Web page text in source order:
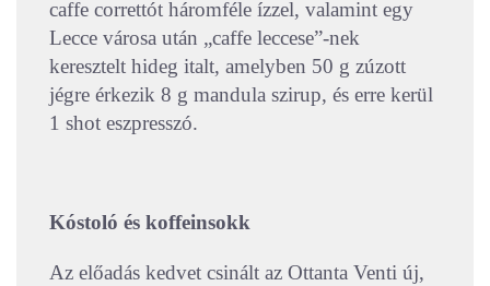
caffe correttót háromféle ízzel, valamint egy
Lecce városa után „caffe leccese”-nek
keresztelt hideg italt, amelyben 50 g zúzott
jégre érkezik 8 g mandula szirup, és erre kerül
1 shot eszpresszó.
Kóstoló és koffeinsokk
Az előadás kedvet csinált az Ottanta Venti új,